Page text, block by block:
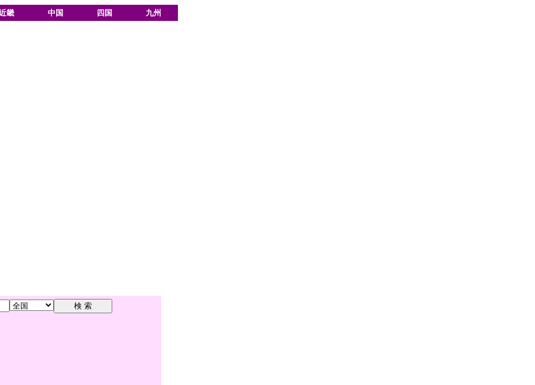
畿 中国 四国 九州